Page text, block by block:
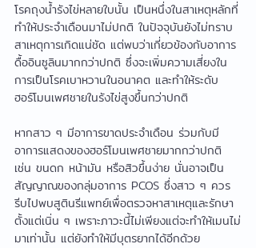
โรคถุงน้ำรังไข่หลายใบนั้น เป็นหนึ่งในสาเหตุหลักที่
ทำให้ประจำเดือนมาไม่ปกติ ในปัจจุบันยังไม่ทราบ
สาเหตุการเกิดแน่ชัด แต่พบว่าเกี่ยวข้องกับอาการ
ดื้ออินซูลินมากกว่าปกติ ซึ่งจะเพิ่มความเสี่ยงใน
การเป็นโรคเบาหวานในอนาคต และทำให้ระดับ
ฮอร์โมนเพศชายในรังไข่สูงขึ้นกว่าปกติ
หากสาว ๆ มีอาการขาดประจำเดือน ร่วมกับมี
อาการแสดงของฮอร์โมนเพศชายมากกว่าปกติ
เช่น ขนดก หน้ามัน หรือสิวขึ้นง่าย นั่นอาจเป็น
สัญญาณของกลุ่มอาการ PCOS ซึ่งสาว ๆ ควร
รีบไปพบสูตินรีแพทย์เพื่อตรวจหาสาเหตุและรักษา
ตั้งแต่เนิ่น ๆ เพราะภาวะนี้ไม่เพียงแต่จะทำให้เมนไม่
มาเท่านั้น แต่ยังทำให้มีบุตรยากได้อีกด้วย